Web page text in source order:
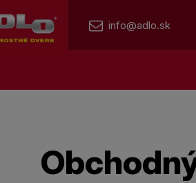
info@adlo.sk